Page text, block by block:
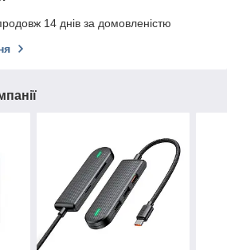
14 днів за домовленістю